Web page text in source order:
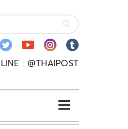
LINE : @THAIPOST